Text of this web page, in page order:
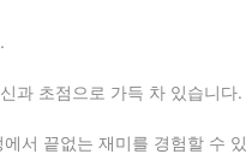
과 초점으로 가득 차 있습니다.
서 끝없는 재미를 경험할 수